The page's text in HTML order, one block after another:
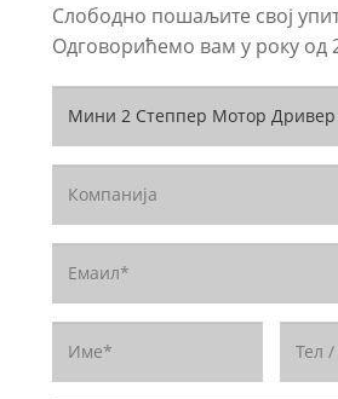
Слободно пошаљите свој
Одговорићемо вам у року од